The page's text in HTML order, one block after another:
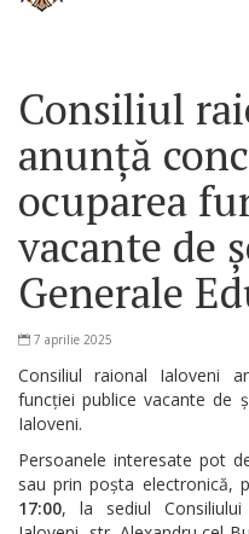
Consiliul
anunță
ocuparea
vacante de
Generale
7 aprilie 2025
Consiliul raional Ialoveni
funcției publice vacante de
Ialoveni.
Persoanele interesate pot
sau prin poșta electronică,
17:00, la sediul